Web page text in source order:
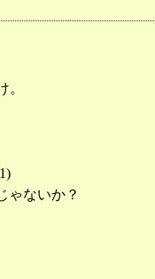
。
1)
ゃないか？